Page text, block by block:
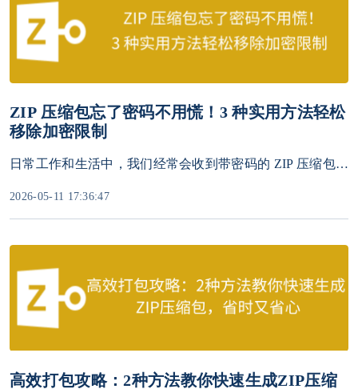
ZIP 压缩包忘了密码不用慌！3 种实用方法轻松
移除加密限制
日常工作和生活中，我们经常会收到带密码的 ZIP 压缩包，密码保护是一种常见的安全措施，用于确保文件内容的安全性和隐私性。然而，在某些情况下，您可能需要删除ZIP压缩包的密码，以便更轻松地访问其内容。
2026-05-11 17:36:47
高效打包攻略：2种方法教你快速生成ZIP压缩